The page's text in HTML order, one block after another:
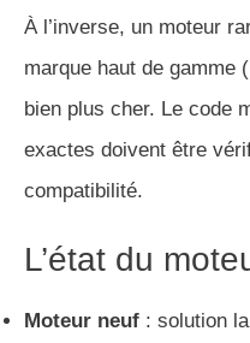
À l’inverse, un moteur
marque haut de gamme
bien plus cher. Le code
exactes doivent être
compatibilité.
L’état du
Moteur neuf : solution